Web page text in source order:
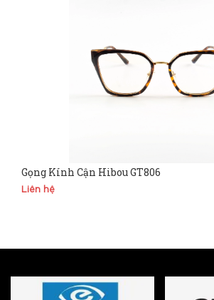
Gọng Kính Cận Hibou GT806
Liên hệ